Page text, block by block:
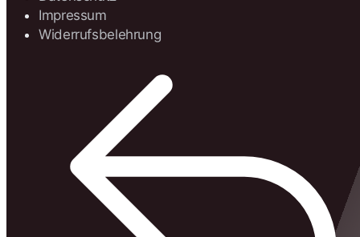
Impressum
Widerrufsbelehrung